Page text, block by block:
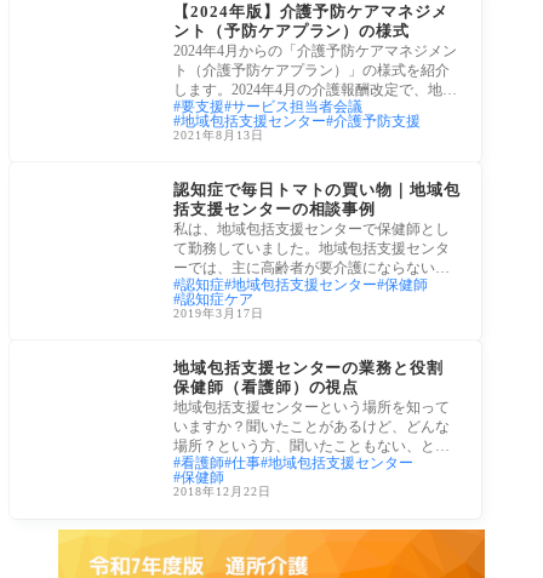
【2024年版】介護予防ケアマネジメ
ント（予防ケアプラン）の様式
2024年4月からの「介護予防ケアマネジメン
ト（介護予防ケアプラン）」の様式を紹介
します。2024年4月の介護報酬改定で、地域
包括支
要支援 サービス担当者会議
地域包括支援センター 介護予防支援
2021年8月13日
認知症で毎日トマトの買い物｜地域包
括支援センターの相談事例
私は、地域包括支援センターで保健師とし
て勤務していました。地域包括支援センタ
ーでは、主に高齢者が要介護にならないた
めの取
認知症 地域包括支援センター 保健師
認知症ケア
2019年3月17日
地域包括支援センターの業務と役割
保健師（看護師）の視点
地域包括支援センターという場所を知って
いますか？聞いたことがあるけど、どんな
場所？という方、聞いたこともない、とい
う方、
看護師 仕事 地域包括支援センター
保健師
2018年12月22日